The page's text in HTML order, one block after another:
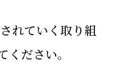
れていく取り組
ください。